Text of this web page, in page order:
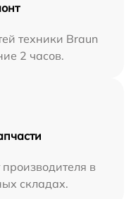
техники Braun
2 часов.
в
складах.